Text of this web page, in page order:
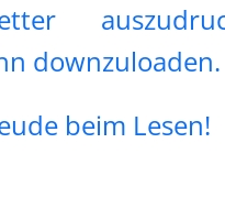
downzuloaden.
beim Lesen!